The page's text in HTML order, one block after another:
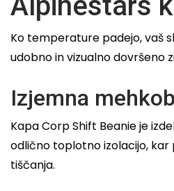
Ko temperature padejo, vaš
udobno in vizualno dovršeno
Izjemna
Kapa Corp Shift Beanie je
odlično toplotno izolacijo, kar
tiščanja.